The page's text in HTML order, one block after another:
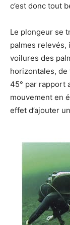
c’est donc tout
Le plongeur se
palmes relevés,
voilures des
horizontales,
45° par rapport
mouvement en
effet d’ajouter